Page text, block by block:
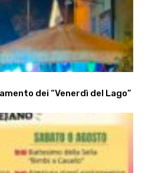
dei “Venerdì del Lago”